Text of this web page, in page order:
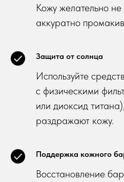
Кожу желательно
аккуратно
Защита от солнца
Используйте
с физическими
или диоксид
раздражают кожу.
Поддержка кожного
Восстановление